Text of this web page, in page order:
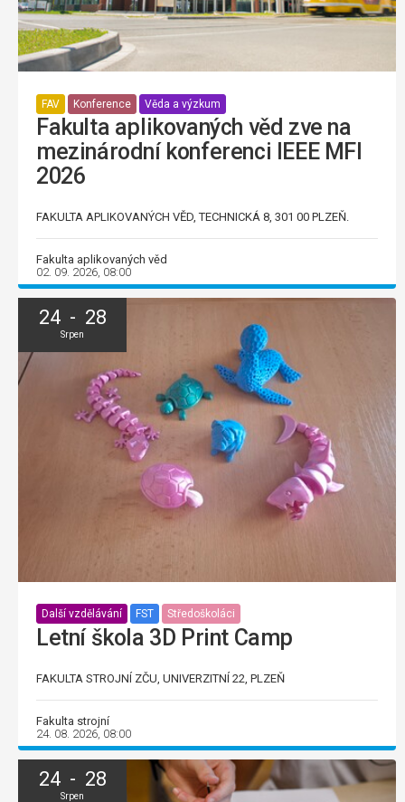
FAV Konference Věda a výzkum
Fakulta aplikovaných věd zve na
mezinárodní konferenci IEEE MFI
2026
FAKULTA APLIKOVANÝCH VĚD, TECHNICKÁ 8, 301 00 PLZEŇ.
Fakulta aplikovaných věd
02. 09. 2026, 08:00
24 - 28
Srpen
Další vzdělávání FST Středoškoláci
Letní škola 3D Print Camp
FAKULTA STROJNÍ ZČU, UNIVERZITNÍ 22, PLZEŇ
Fakulta strojní
24. 08. 2026, 08:00
24 - 28
Srpen